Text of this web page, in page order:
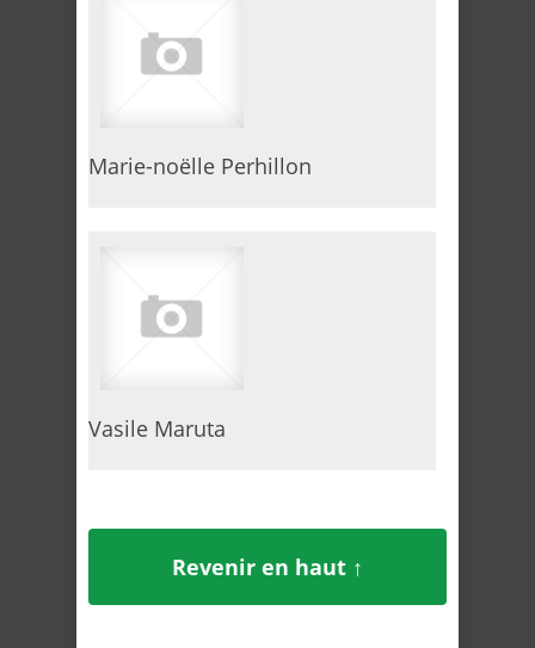
Marie-noëlle Perhillon
Vasile Maruta
Revenir en haut ↑